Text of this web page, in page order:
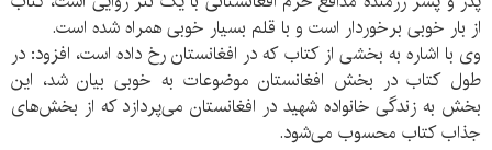
از بار خوبی برخوردار است و با قلم بسیار خوبی همراه شده است.
وی با اشاره به بخشی از کتاب که در افغانستان رخ داده است، افزود: در
طول کتاب در بخش افغانستان موضوعات به خوبی بیان شد، این
بخش به زندگی خانواده شهید در افغانستان می‌پردازد که از بخش‌های
جذاب کتاب محسوب می‌شود.